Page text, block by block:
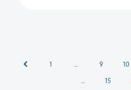
1 … 9 10
… 15